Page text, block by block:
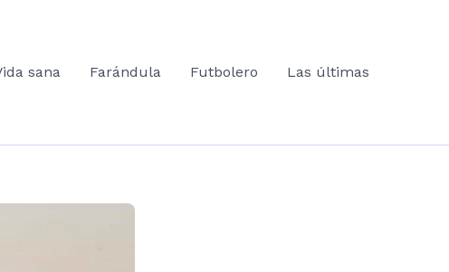
sana
Farándula Futbolero Las últimas